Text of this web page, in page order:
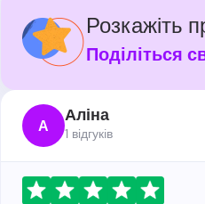
Розкажіть
Поділіться
А Аліна
1 відгукiв